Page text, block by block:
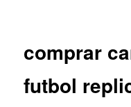
comprar
futbol